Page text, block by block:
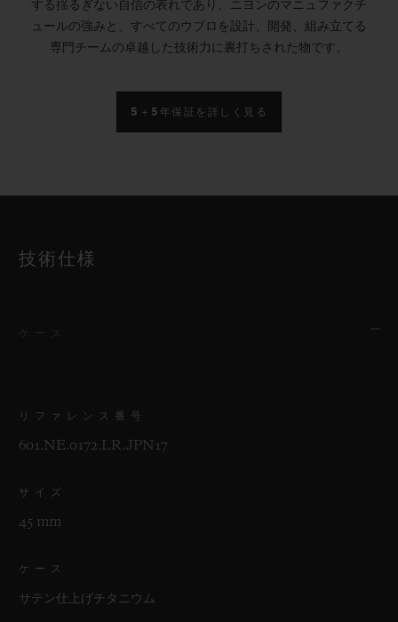
する揺るぎない自信の表れであり、ニヨンのマニュファクチ
ュールの強みと、すべてのウブロを設計、開発、組み立てる
専門チームの卓越した技術力に裏打ちされた物です。
5＋5年保証を詳しく見る
技術仕様
リファレンス番号
601.NE.0172.LR.JPN17
サイズ
45 mm
ケース
サテン仕上げチタニウム